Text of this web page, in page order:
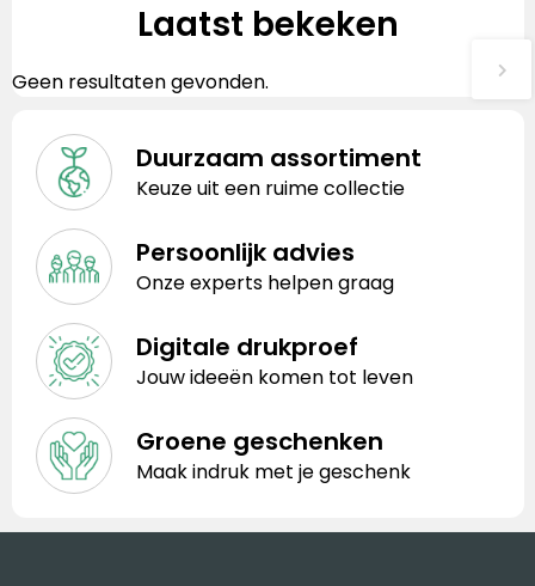
Laatst bekeken
Geen resultaten gevonden.
Duurzaam assortiment
Keuze uit een ruime collectie
Persoonlijk advies
Onze experts helpen graag
Digitale drukproef
Jouw ideeën komen tot leven
Groene geschenken
Maak indruk met je geschenk